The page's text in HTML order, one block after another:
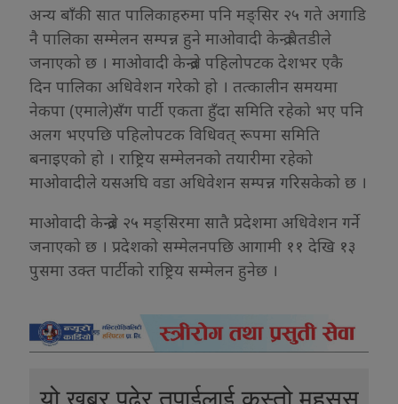
अन्य बाँकी सात पालिकाहरुमा पनि मङ्सिर २५ गते अगाडि
नै पालिका सम्मेलन सम्पन्न हुने माओवादी केन्द्र बैतडीले
जनाएको छ । माओवादी केन्द्रले पहिलोपटक देशभर एकै
दिन पालिका अधिवेशन गरेको हो । तत्कालीन समयमा
नेकपा (एमाले)सँग पार्टी एकता हुँदा समिति रहेको भए पनि
अलग भएपछि पहिलोपटक विधिवत् रूपमा समिति
बनाइएको हो । राष्ट्रिय सम्मेलनको तयारीमा रहेको
माओवादीले यसअघि वडा अधिवेशन सम्पन्न गरिसकेको छ ।
माओवादी केन्द्रले २५ मङ्सिरमा सातै प्रदेशमा अधिवेशन गर्ने
जनाएको छ । प्रदेशको सम्मेलनपछि आगामी ११ देखि १३
पुसमा उक्त पार्टीको राष्ट्रिय सम्मेलन हुनेछ ।